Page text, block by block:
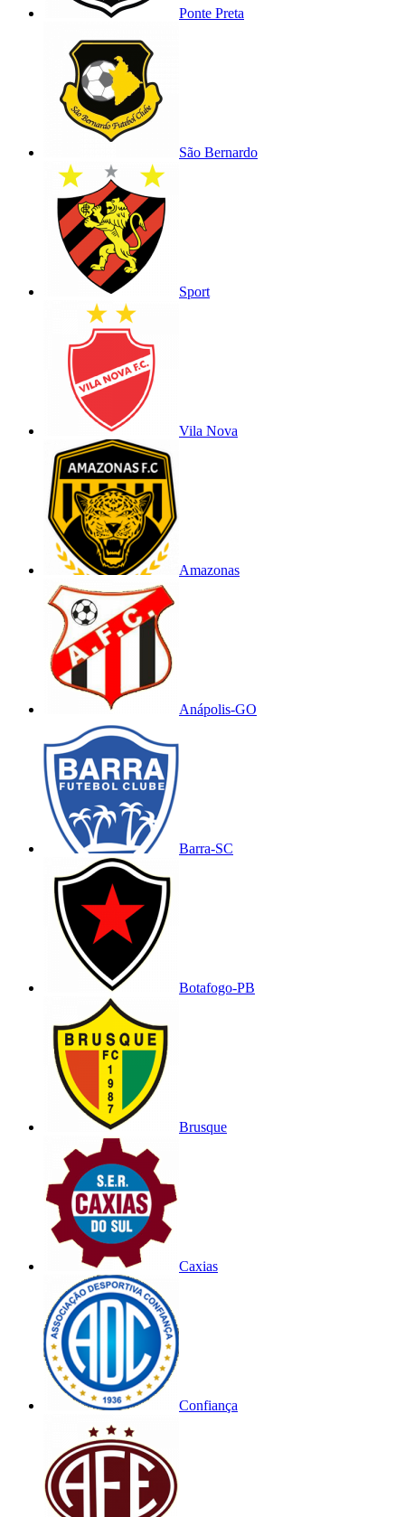
Ponte Preta
São Bernardo
Sport
Vila Nova
Amazonas
Anápolis-GO
Barra-SC
Botafogo-PB
Brusque
Caxias
Confiança